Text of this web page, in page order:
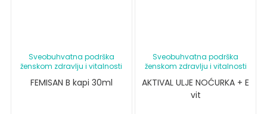
Sveobuhvatna podrška
ženskom zdravlju i vitalnosti
FEMISAN B kapi 30ml
Sveobuhvatna podrška
ženskom zdravlju i vitalnosti
AKTIVAL ULJE NOĆURKA + E
vit